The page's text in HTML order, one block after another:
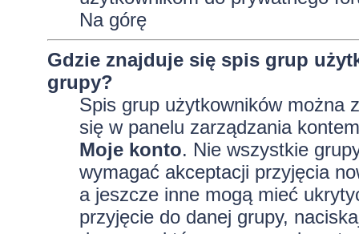
Na górę
Gdzie znajduje się spis grup
grupy?
Spis grup użytkowników można
się w panelu zarządzania
Moje konto. Nie wszystkie
wymagać akceptacji przyjęcia
a jeszcze inne mogą mieć
przyjęcie do danej grupy,